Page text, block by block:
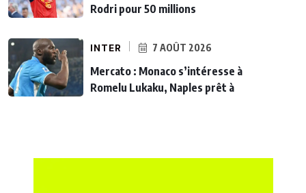
Rodri pour 50 millions
INTER 7 AOÛT 2026
Mercato : Monaco s’intéresse à
Romelu Lukaku, Naples prêt à